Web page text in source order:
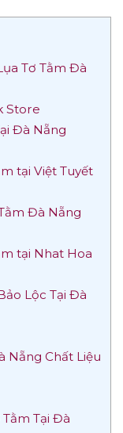
Tơ Tằm Đà
Store
Đà Nẵng
tại Việt Tuyết
Đà Nẵng
tại Nhat Hoa
Lộc Tại Đà
Nẵng Chất Liệu
Tằm Tại Đà